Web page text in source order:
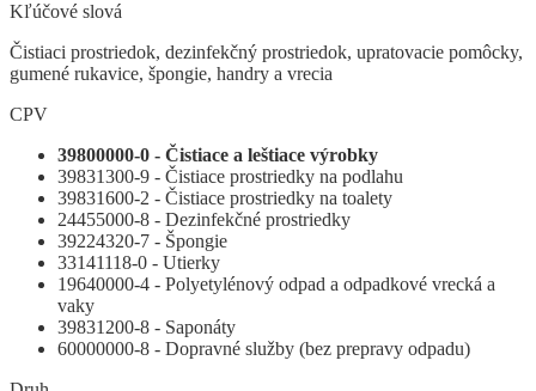
Kľúčové slová
Čistiaci prostriedok, dezinfekčný prostriedok, upratovacie pomôcky,
gumené rukavice, špongie, handry a vrecia
CPV
39800000-0 - Čistiace a leštiace výrobky
39831300-9 - Čistiace prostriedky na podlahu
39831600-2 - Čistiace prostriedky na toalety
24455000-8 - Dezinfekčné prostriedky
39224320-7 - Špongie
33141118-0 - Utierky
19640000-4 - Polyetylénový odpad a odpadkové vrecká a
vaky
39831200-8 - Saponáty
60000000-8 - Dopravné služby (bez prepravy odpadu)